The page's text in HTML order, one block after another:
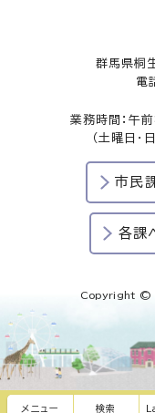
メニュー 検索
群馬県桐
電
業務時間：午
（土曜日・
市民
各課
Copyright ©